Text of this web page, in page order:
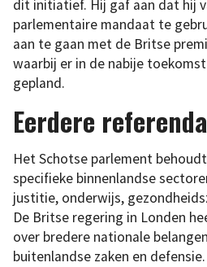
dit initiatief. Hij gaf aan dat hij
parlementaire mandaat te
aan te gaan met de Britse
waarbij er in de nabije
gepland.
Eerdere referenda
Het Schotse parlement
specifieke binnenlandse
justitie, onderwijs,
De Britse regering in Londen
over bredere nationale
buitenlandse zaken en defensie.